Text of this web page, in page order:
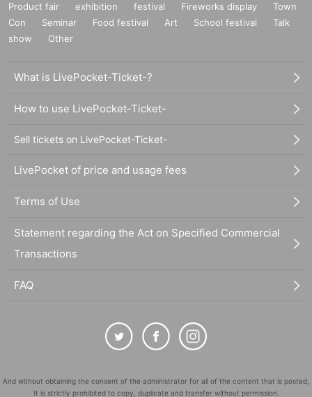
Product fair exhibition festival Fireworks display
Town
Con
Seminar Food festival Art School festival
Talk
show
Other
What is LivePocket-Ticket-?
How to use LivePocket-Ticket-
Sell tickets on LivePocket-Ticket-
LivePocket of price and usage fees
Terms of Use
Statement regarding the Act on Specified Commercial
Transactions
FAQ
And without obtaining the consent of the administrator for all of the content that is posted,
It is strictly prohibited to copy, duplicate and transfer without permission.